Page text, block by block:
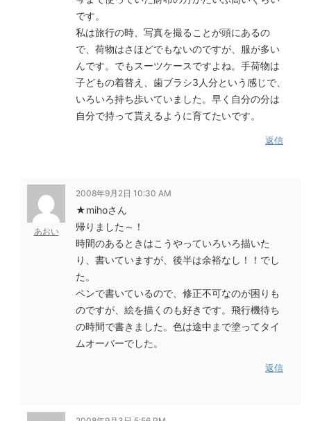
です。
私は旅行の時、写真を撮ることが頭にあるの
で、荷物はさほどでもないのですが、服が多い
んです。でもスーツケースですよね。手荷物は
子どもの着替え、歯ブラシ3人分という感じで、
いろいろ持ち歩いていました。早く自分の分は
自分で持って貰えるように育てたいです。
返信
あおい
2008年9月2日 10:30 AM
★mihoさん
帰りました～！
時間のあるときはこうやっていろいろ描いた
り、書いていますが、後半は余裕なし！！でし
た。
ペンで書いているので、修正不可なのが困りも
のですが、絵を描くのも好きです。飛行機待ち
の時間で書きました。色は途中まで塗ってタイ
ムオーバーでした。
返信